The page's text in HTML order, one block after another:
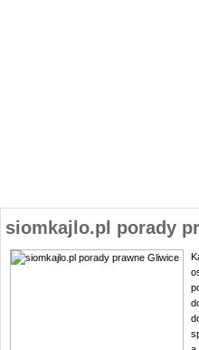
siomkajlo.pl porady